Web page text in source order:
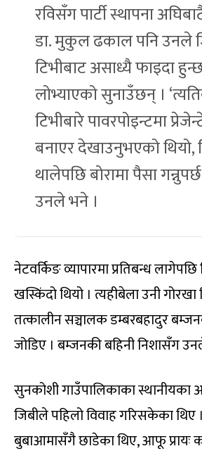
रविसँग पार्टी स्थापना
डा. मुकुल ढकाल पनि उनले
टिभीबाट असाध्यै फाइदा
लोभ्याएको सुनाउँछन् ।
टिभीबारे पावरपोइन्टमा
बनाएर देखाउनुभएको थियो,
थालेपछि बोरामा पैसा गन्नुपर्छ
उनले भने ।
नेटवर्किङ व्यापारमा प्रतिबन्ध
खस्किंदो थियो । त्यहीबेला उनी
तत्कालीन सञ्चालक डम्बरबहादुर
जोडिए । बम्जनकी बहिनी निशासँग
सुनकोशी गाउँपालिकाका
जिबीले पहिलो विवाह गरिसकेका थिए
बुबाआमासँगै छाडेका थिए, आफू प्रायः